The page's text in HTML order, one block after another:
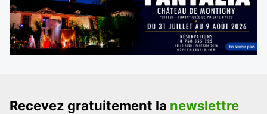
Recevez gratuitement la newslettre